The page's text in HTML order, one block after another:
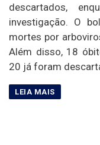
descartados,
investigação. O
mortes por
Além disso, 18
20 já foram